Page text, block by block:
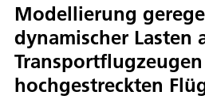
Modellierung
dynamischer Lasten
hochgestreckten